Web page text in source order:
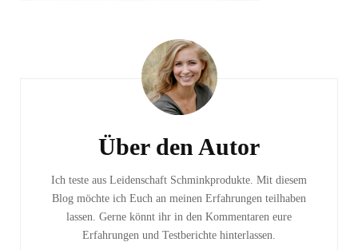
Über den Autor
Ich teste aus Leidenschaft Schminkprodukte. Mit diesem
Blog möchte ich Euch an meinen Erfahrungen teilhaben
lassen. Gerne könnt ihr in den Kommentaren eure
Erfahrungen und Testberichte hinterlassen.